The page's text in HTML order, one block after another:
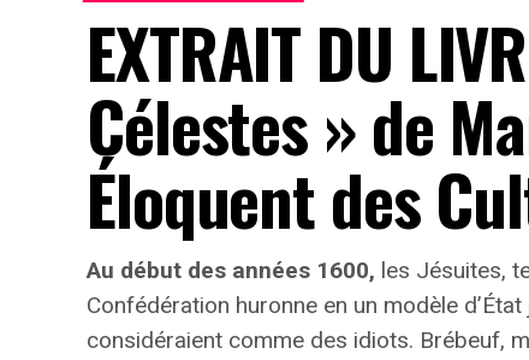
EXTRAIT DU
Célestes » de
Éloquent des
Au début des années 1600, les Jésuites,
Confédération huronne en un modèle d’État
considéraient comme des idiots. Brébeuf,